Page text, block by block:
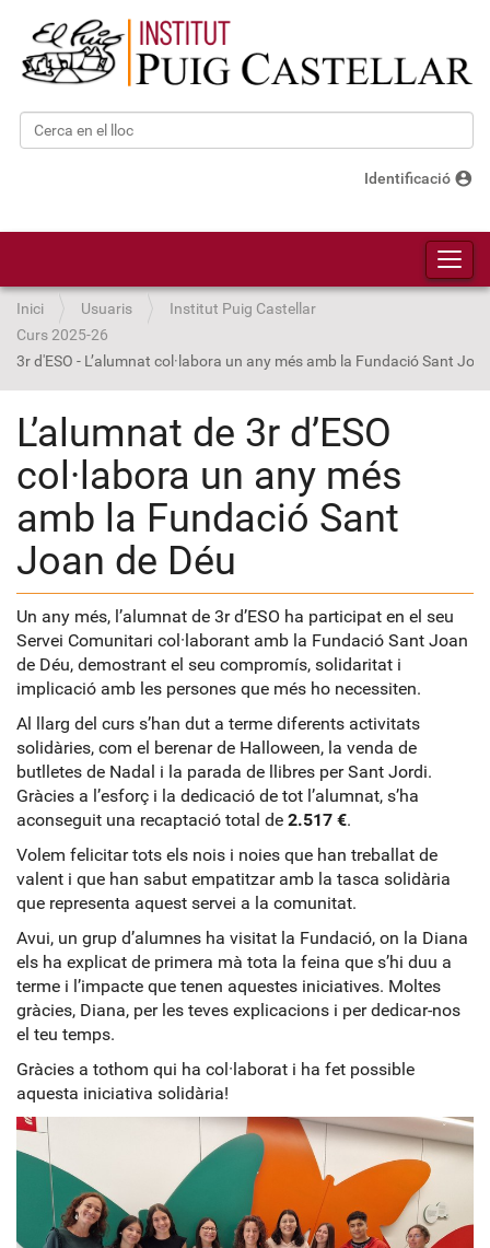
Cerca
Identificació account_circle
Inici Usuaris
Institut Puig Castellar
Curs 2025-26
3r d'ESO - L’alumnat col·labora un any més amb la Fundació Sant
L’alumnat de 3r d’ESO
col·labora un any més
amb la Fundació Sant
Joan de Déu
Un any més, l’alumnat de 3r d’ESO ha participat en el seu
Servei Comunitari col·laborant amb la Fundació Sant Joan
de Déu, demostrant el seu compromís, solidaritat i
implicació amb les persones que més ho necessiten.
Al llarg del curs s’han dut a terme diferents activitats
solidàries, com el berenar de Halloween, la venda de
butlletes de Nadal i la parada de llibres per Sant Jordi.
Gràcies a l’esforç i la dedicació de tot l’alumnat, s’ha
aconseguit una recaptació total de 2.517 €.
Volem felicitar tots els nois i noies que han treballat de
valent i que han sabut empatitzar amb la tasca solidària
que representa aquest servei a la comunitat.
Avui, un grup d’alumnes ha visitat la Fundació, on la Diana
els ha explicat de primera mà tota la feina que s’hi duu a
terme i l’impacte que tenen aquestes iniciatives. Moltes
gràcies, Diana, per les teves explicacions i per dedicar-nos
el teu temps.
Gràcies a tothom qui ha col·laborat i ha fet possible
aquesta iniciativa solidària!